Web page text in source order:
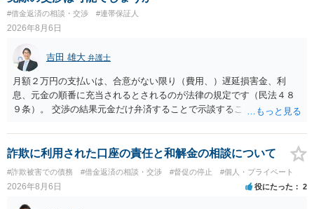
#借金返済の相談・交渉 #連帯保証人
2026年8月6日
吉田 雄大 弁護士
月額２万円の支払いは、合意がない限り（費用、）遅延損害金、利
息、元金の順番に充当されるとされるのが法律の規定です（民法４８
９条）。 交渉の結果元金だけ弁済することで示談することは、弁護士
ることには消極的なことが多いものの、お近くの弁護士にご依頼しチ
ャレンジなさる意義は十分にあると思います。
詐欺に利用された口座の責任と和解金の相談について
#詐欺被害での債務 #借金返済の相談・交渉 #督促の停止 #個人・プライベート
2026年8月6日 役にたった 2